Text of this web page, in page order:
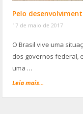
Pelo
17 de maio de 2017
O Brasil vive uma
dos governos federal,
uma …
Leia mais...